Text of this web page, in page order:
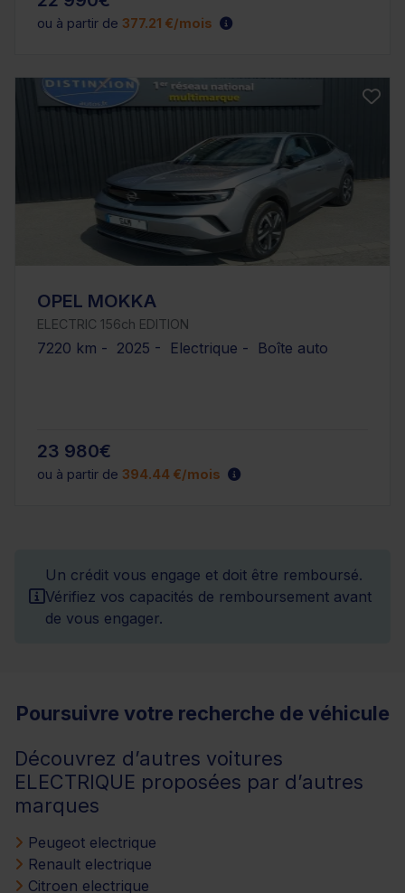
ou à partir de 377.21 €/mois
OPEL MOKKA
ELECTRIC 156ch EDITION
7220 km - 2025 - Electrique - Boîte auto
23 980€
ou à partir de 394.44 €/mois
Un crédit vous engage et doit être remboursé.
Vérifiez vos capacités de remboursement avant
de vous engager.
Poursuivre votre recherche de véhicule
Découvrez d’autres voitures
ELECTRIQUE proposées par d’autres
marques
Peugeot electrique
Renault electrique
Citroen electrique